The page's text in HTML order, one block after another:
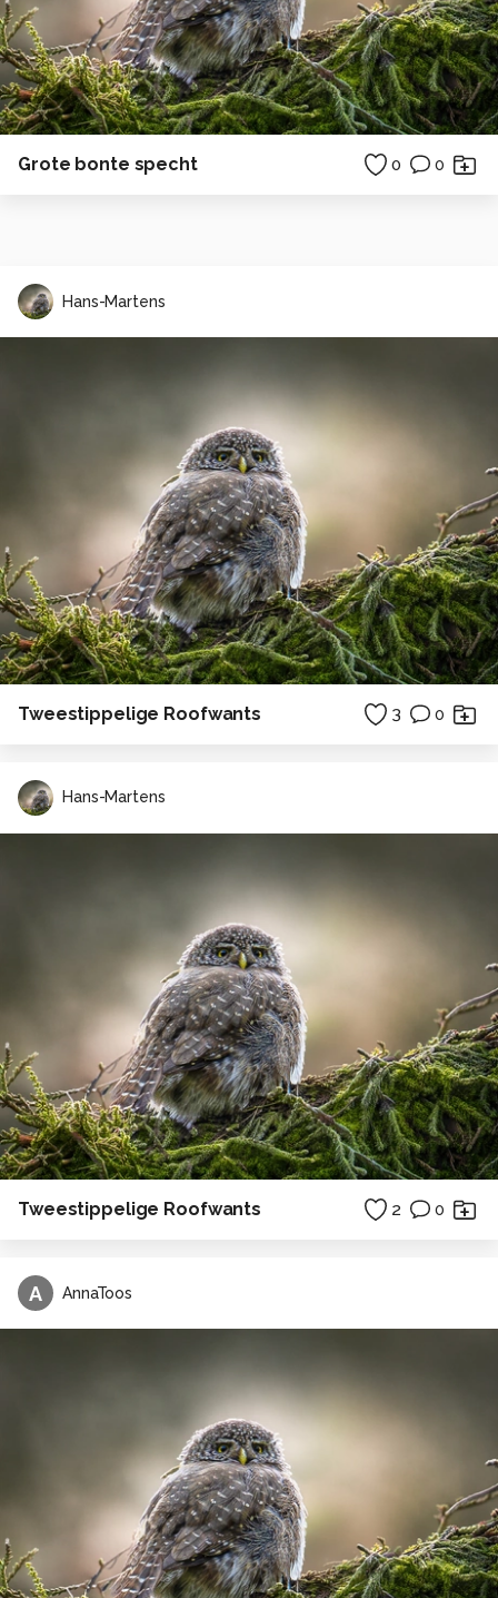
Grote bonte specht 0 0
Hans-Martens
Tweestippelige Roofwants 3 0
Hans-Martens
Tweestippelige Roofwants 2 0
A AnnaToos